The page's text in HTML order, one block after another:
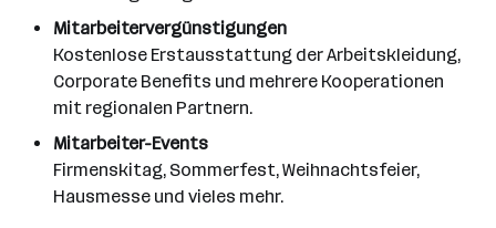
Mitarbeitervergünstigungen
Kostenlose Erstausstattung der Arbeitskleidung,
Corporate Benefits und mehrere Kooperationen
mit regionalen Partnern.
Mitarbeiter-Events
Firmenskitag, Sommerfest, Weihnachtsfeier,
Hausmesse und vieles mehr.